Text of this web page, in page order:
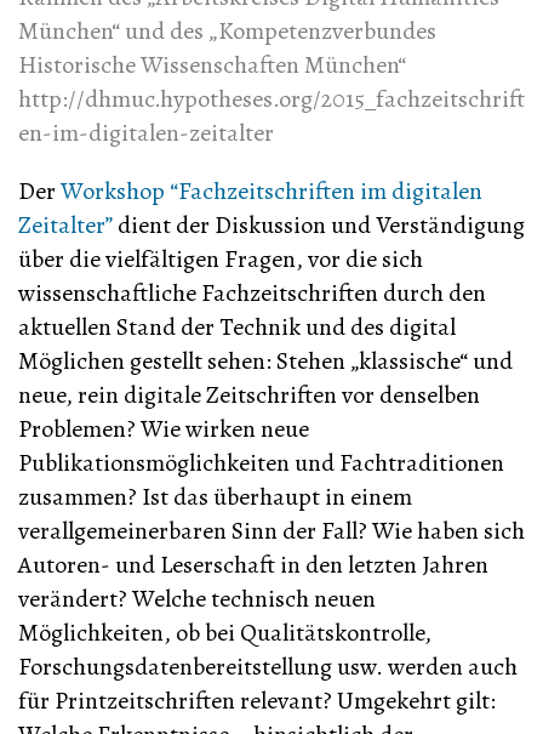
München“ und des „Kompetenzverbundes
Historische Wissenschaften München“
http://dhmuc.hypotheses.org/2015_fachzeitschrift
en-im-digitalen-zeitalter
DerWorkshop “Fachzeitschriften im digitalen
Zeitalter”dient der Diskussion und Verständigung
über die vielfältigen Fragen, vor die sich
wissenschaftliche Fachzeitschriften durch den
aktuellen Stand der Technik und des digital
Möglichen gestellt sehen: Stehen „klassische“ und
neue, rein digitale Zeitschriften vor denselben
Problemen? Wie wirken neue
Publikationsmöglichkeiten und Fachtraditionen
zusammen? Ist das überhaupt in einem
verallgemeinerbaren Sinn der Fall? Wie haben sich
Autoren- und Leserschaft in den letzten Jahren
verändert? Welche technisch neuen
Möglichkeiten, ob bei Qualitätskontrolle,
Forschungsdatenbereitstellung usw. werden auch
für Printzeitschriften relevant? Umgekehrt gilt: